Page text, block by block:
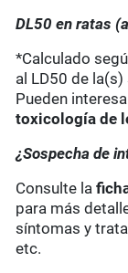
DL50 en ratas
*Calculado
al LD50 de
Pueden
toxicología de
¿Sospecha de
Consulte la
para más
síntomas y
etc.